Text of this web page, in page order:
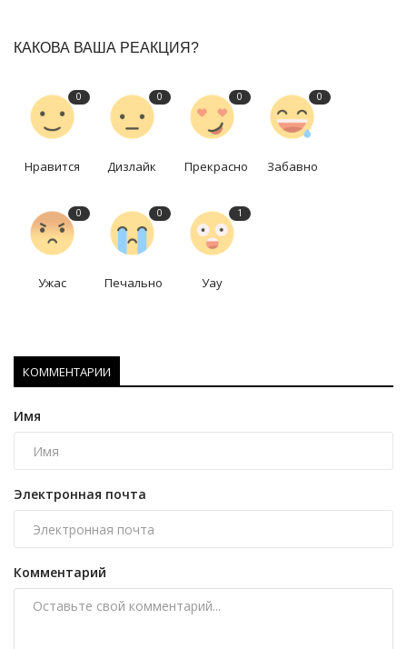
КАКОВА ВАША РЕАКЦИЯ?
0
Нравится
0
Дизлайк
0
Прекрасно
0
Забавно
0
Ужас
0
Печально
1
Уау
КОММЕНТАРИИ
Имя
Электронная почта
Комментарий